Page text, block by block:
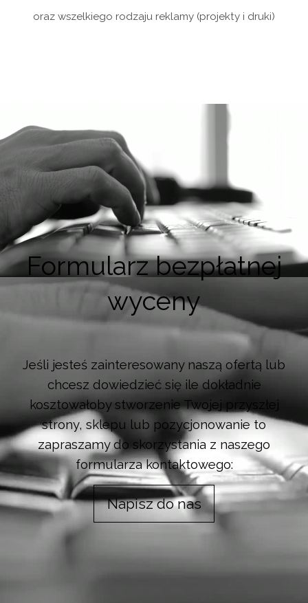
oraz wszelkiego rodzaju reklamy (projekty i druki)
Formularz bezpłatnej
wyceny
Jeśli jesteś zainteresowany naszą ofertą lub
chcesz dowiedzieć się ile dokładnie
kosztowałoby stworzenie Twojej przyszłej
strony, sklepu lub pozycjonowanie to
zapraszamy do skorzystania z naszego
formularza kontaktowego:
Napisz do nas